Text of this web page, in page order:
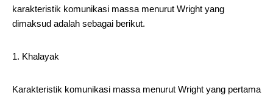
karakteristik komunikasi massa menurut Wright yang
dimaksud adalah sebagai berikut.
1. Khalayak
Karakteristik komunikasi massa menurut Wright yang pertama